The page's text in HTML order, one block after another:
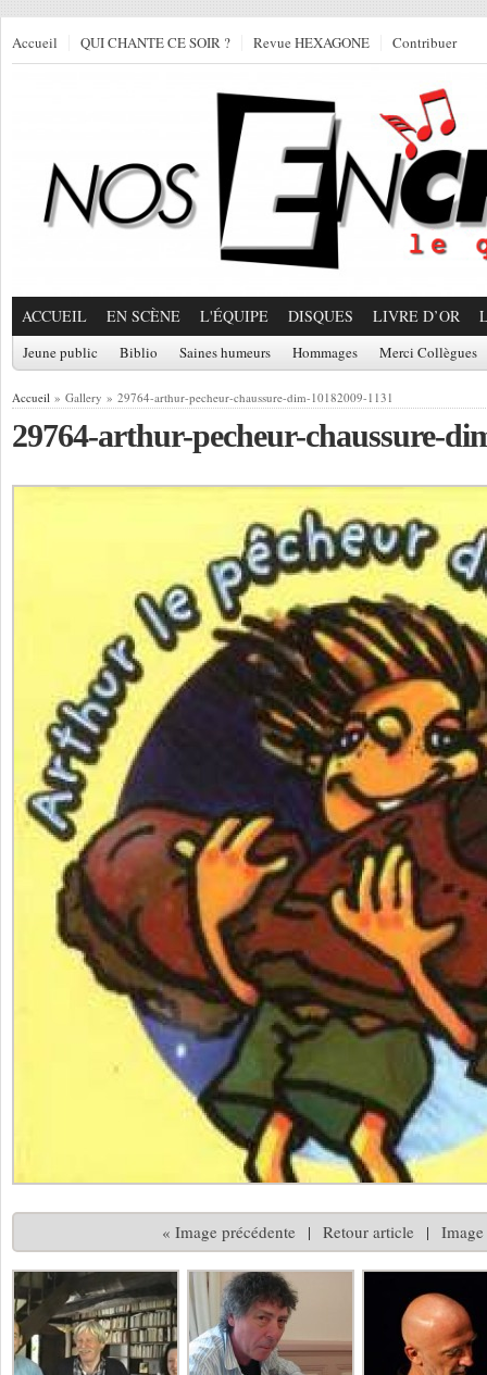
Accueil QUI CHANTE CE SOIR ? Revue HEXAGONE Contribuer
ACCUEIL EN SCÈNE L'ÉQUIPE DISQUES LIVRE D’OR
Jeune public Biblio Saines humeurs Hommages Merci Collègues
Accueil » Gallery » 29764-arthur-pecheur-chaussure-dim-10182009-1131
29764-arthur-pecheur-chaussure-
« Image précédente | Retour article |